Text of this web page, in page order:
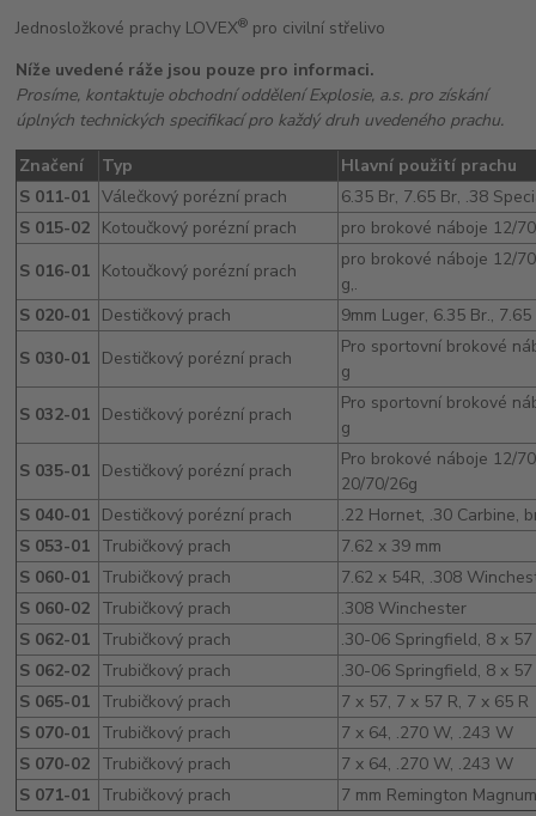
Jednosložkové prachy LOVEX® pro civilní střelivo
Níže uvedené ráže jsou pouze pro informaci.
Prosíme, kontaktuje obchodní oddělení Explosie, a.s. pro získání
úplných technických specifikací pro každý druh uvedeného prachu.
Značení
Typ
Hlavní použití prachu
S 011-01 Válečkový porézní prach
6.35 Br, 7.65 Br, .38
S 015-02 Kotoučkový porézní prach
pro brokové náboje 12/
S 016-01 Kotoučkový porézní prach
pro brokové náboje 12/
g,.
S 020-01 Destičkový prach
9mm Luger, 6.35 Br.,
S 030-01 Destičkový porézní prach
Pro sportovní brokové
g
S 032-01 Destičkový porézní prach
Pro sportovní brokové
g
S 035-01 Destičkový porézní prach
Pro brokové náboje 12/
20/70/26g
S 040-01 Destičkový porézní prach
.22 Hornet, .30 Carbine,
S 053-01 Trubičkový prach
7.62 x 39 mm
S 060-01 Trubičkový prach
7.62 x 54R, .308
S 060-02 Trubičkový prach
.308 Winchester
S 062-01 Trubičkový prach
.30-06 Springfield, 8 x
S 062-02 Trubičkový prach
.30-06 Springfield, 8 x
S 065-01 Trubičkový prach
7 x 57, 7 x 57 R, 7 x 65 R
S 070-01 Trubičkový prach
7 x 64, .270 W, .243 W
S 070-02 Trubičkový prach
7 x 64, .270 W, .243 W
S 071-01 Trubičkový prach
7 mm Remington